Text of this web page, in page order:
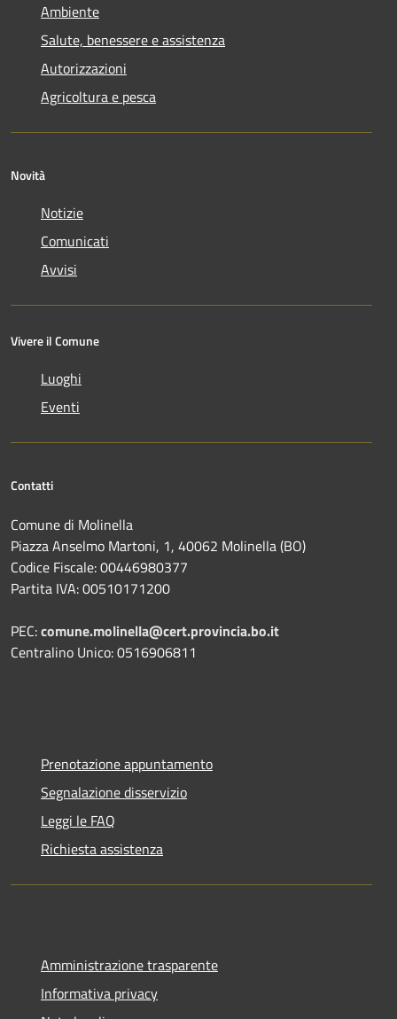
Ambiente
Salute, benessere e assistenza
Autorizzazioni
Agricoltura e pesca
Novità
Notizie
Comunicati
Avvisi
Vivere il Comune
Luoghi
Eventi
Contatti
Comune di Molinella
Piazza Anselmo Martoni, 1, 40062 Molinella (BO)
Codice Fiscale: 00446980377
Partita IVA: 00510171200
PEC:comune.molinella@cert.provincia.bo.it
Centralino Unico: 0516906811
Prenotazione appuntamento
Segnalazione disservizio
Leggi le FAQ
Richiesta assistenza
Amministrazione trasparente
Informativa privacy